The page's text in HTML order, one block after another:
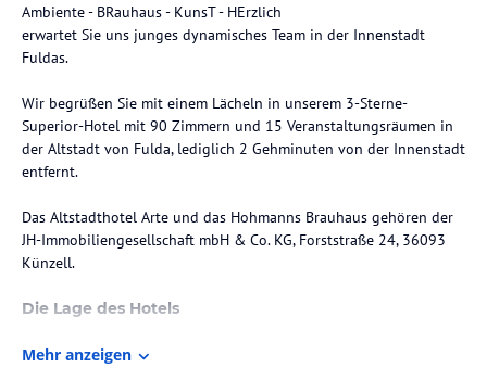
Ambiente - BRauhaus - KunsT - HErzlich
erwartet Sie uns junges dynamisches Team in der Innenstadt
Fuldas.
Wir begrüßen Sie mit einem Lächeln in unserem 3-Sterne-
Superior-Hotel mit 90 Zimmern und 15 Veranstaltungsräumen in
der Altstadt von Fulda, lediglich 2 Gehminuten von der Innenstadt
entfernt.
Das Altstadthotel Arte und das Hohmanns Brauhaus gehören der
JH-Immobiliengesellschaft mbH & Co. KG, Forststraße 24, 36093
Künzell.
Die Lage des Hotels
Fuldas. Attraktive Einkaufsmöglichkeiten und die historischen
Mehr anzeigen